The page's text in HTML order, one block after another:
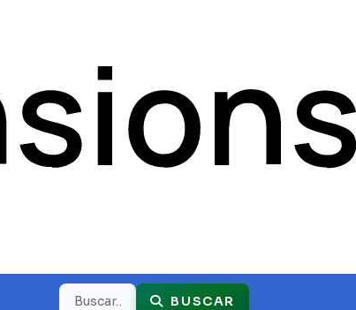
Buscar BUSCAR